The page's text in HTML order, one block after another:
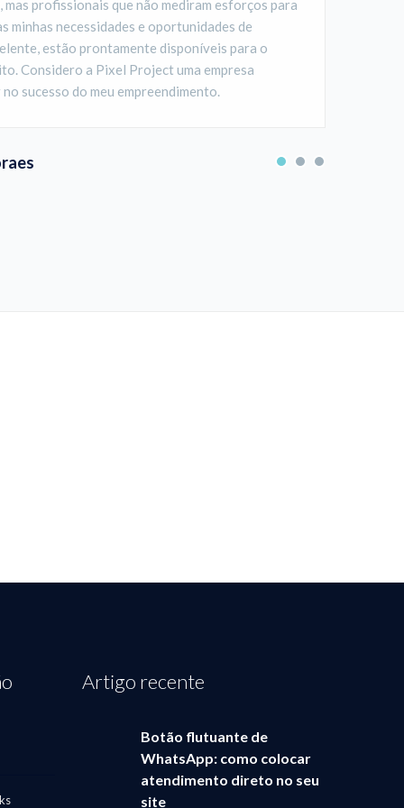
profissionais que não mediram esforços para
minhas necessidades e oportunidades de
estão prontamente disponíveis para o
Considero a Pixel Project uma empresa
sucesso do meu empreendimento.
Artigo recente
Botão flutuante de
WhatsApp: como colocar
atendimento direto no seu
site